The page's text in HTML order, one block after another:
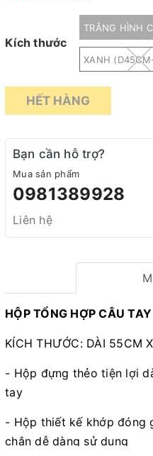
Kích thước
TRẮNG HÌNH
XANH
HẾT HÀNG
Bạn cần hỗ trợ?
Mua sản phẩm
0981389928
Liên hệ
HỘP TỔNG HỢP CÂU
KÍCH THƯỚC: DÀI 55CM
- Hộp đựng thẻo tiện lợi
tay
- Hộp thiết kế khớp đóng
chắn dễ dàng sử dụng